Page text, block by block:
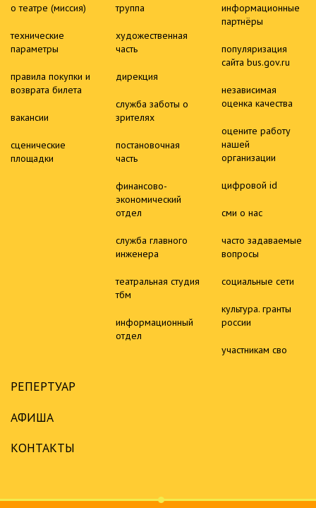
о театре (миссия)
технические
параметры
правила покупки и
возврата билета
вакансии
сценические
площадки
труппа
художественная
часть
дирекция
служба заботы о
зрителях
постановочная
часть
финансово-
экономический
отдел
служба главного
инженера
театральная студия
тбм
информационный
отдел
информационные
партнёры
популяризация
сайта bus.gov.ru
независимая
оценка качества
оцените работу
нашей
организации
цифровой id
сми о нас
часто задаваемые
вопросы
социальные сети
культура. гранты
россии
участникам сво
РЕПЕРТУАР
АФИША
КОНТАКТЫ